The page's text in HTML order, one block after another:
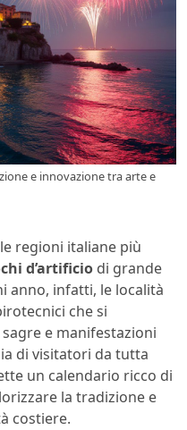
e innovazione tra arte e
regioni italiane più
d’artificio di grande
anno, infatti, le località
che si
e manifestazioni
di visitatori da tutta
un calendario ricco di
la tradizione e
costiere.